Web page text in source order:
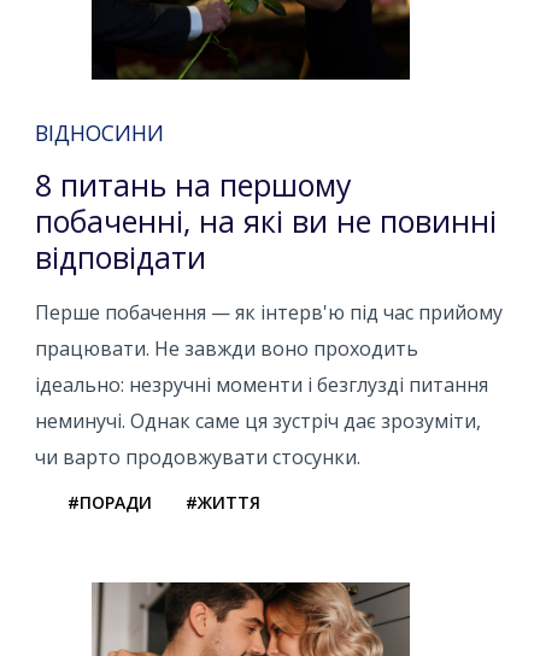
ВІДНОСИНИ
8 питань на першому
побаченні, на які ви не повинні
відповідати
Перше побачення — як інтерв'ю під час прийому
працювати. Не завжди воно проходить
ідеально: незручні моменти і безглузді питання
неминучі. Однак саме ця зустріч дає зрозуміти,
чи варто продовжувати стосунки.
#ПОРАДИ #ЖИТТЯ